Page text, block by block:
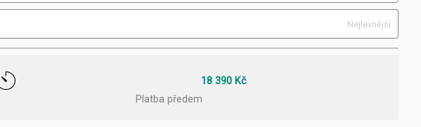
Nejlevnější
18 390 Kč
Platba předem